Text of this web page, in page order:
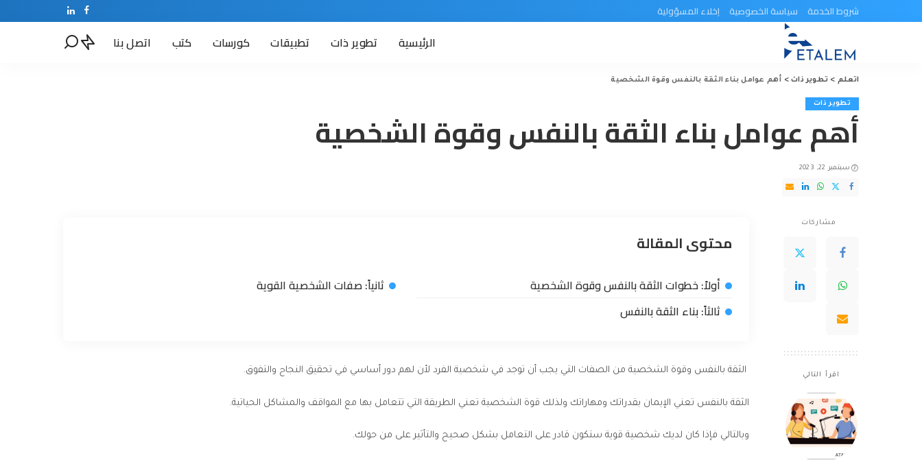
شروط الخدمة سياسة الخصوصية إخلاء المسؤولية
الرئيسية تطوير ذات تطبيقات كورسات كتب اتصل بنا
اتعلم > تطوير ذات> أهم عوامل بناء الثقة بالنفس وقوة الشخصية
تطوير ذات
أهم عوامل بناء الثقة بالنفس وقوة الشخصية
سبتمبر 22, 2023
مشاركات
اقرأ التالي
محتوى المقالة
أولاً: خطوات الثقة بالنفس وقوة الشخصية
ثانياً: صفات الشخصية القوية
ثالثاً: بناء الثقة بالنفس
الثقة بالنفس وقوة الشخصية من الصفات التي يجب أن توجد في شخصية الفرد لأن لهم دور أساسي في تحقيق النجاح والتفوق.
الثقة بالنفس تعني الإيمان بقدراتك ومهاراتك ولذلك قوة الشخصية تعني الطريقة التي تتعامل بها مع المواقف والمشاكل الحياتية.
وبالتالي فإذا كان لديك شخصية قوية ستكون قادر على التعامل بشكل صحيح والتأثير على من حولك.